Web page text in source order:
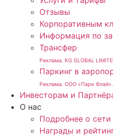
Отзывы
Корпоративным
Информация по
Трансфер
Реклама. KG GLOBAL
Паркинг в
Реклама. ООО «Парк
Инвесторам и
О нас
Подробнее о сети
Награды и